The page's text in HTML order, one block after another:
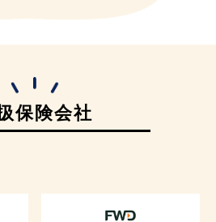
保険会社